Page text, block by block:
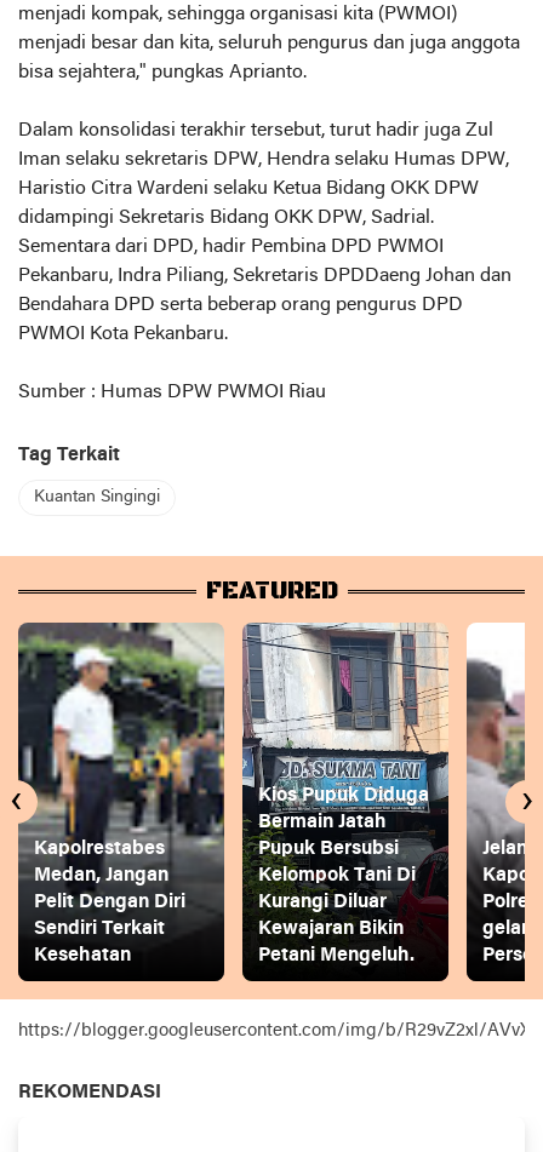
menjadi kompak, sehingga organisasi kita (PWMOI)
menjadi besar dan kita, seluruh pengurus dan juga anggota
bisa sejahtera," pungkas Aprianto.
Dalam konsolidasi terakhir tersebut, turut hadir juga Zul
Iman selaku sekretaris DPW, Hendra selaku Humas DPW,
Haristio Citra Wardeni selaku Ketua Bidang OKK DPW
didampingi Sekretaris Bidang OKK DPW, Sadrial.
Sementara dari DPD, hadir Pembina DPD PWMOI
Pekanbaru, Indra Piliang, Sekretaris DPDDaeng Johan dan
Bendahara DPD serta beberap orang pengurus DPD
PWMOI Kota Pekanbaru.
Sumber : Humas DPW PWMOI Riau
Tag Terkait
Kuantan Singingi
FEATURED
Kapolrestabes
Medan, Jangan
Pelit Dengan Diri
Sendiri Terkait
Kesehatan
Kios Pupuk Diduga
Bermain Jatah
Pupuk Bersubsi
Kelompok Tani Di
Kurangi Diluar
Kewajaran Bikin
Petani Mengeluh.
gelar
‹ ›
https://blogger.googleusercontent.com/img/b/R29vZ2xl/
REKOMENDASI